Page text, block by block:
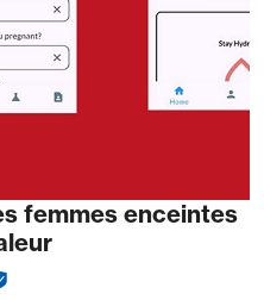
femmes enceintes